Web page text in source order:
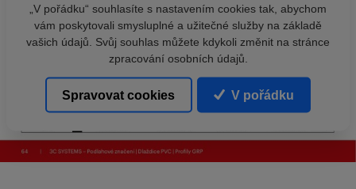
„V pořádku“ souhlasíte s nastavením cookies tak, abychom
vám poskytovali smysluplné a užitečné služby na základě
vašich údajů. Svůj souhlas můžete kdykoli změnit na stránce
zpracování osobních údajů.
Spravovat cookies V pořádku